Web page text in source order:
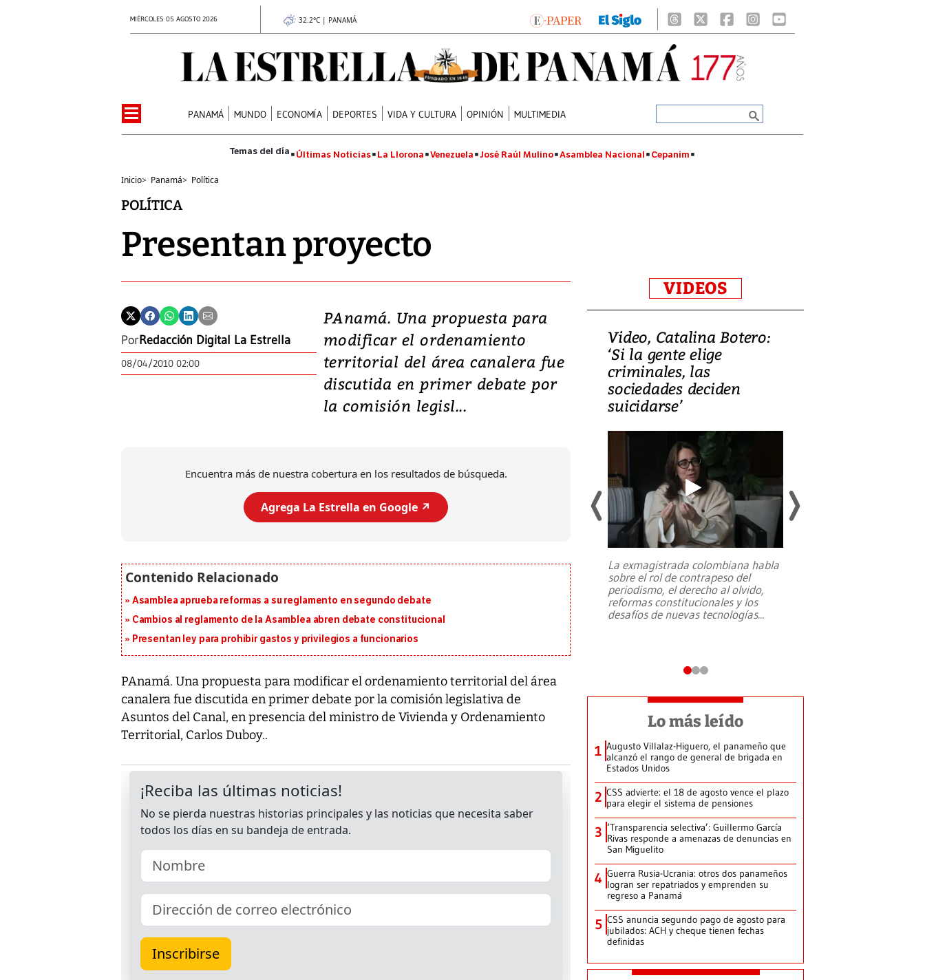
MIÉRCOLES 05 AGOSTO 2026 32.2°C | PANAMÁ
PANAMÁ MUNDO ECONOMÍA DEPORTES VIDA Y CULTURA OPINIÓN MULTIMEDIA
Últimas Noticias La Llorona Venezuela José Raúl Mulino Asamblea Nacional Cepanim
Inicio> Panamá> Política
POLÍTICA
Presentan proyecto
PorRedacción Digital La Estrella
08/04/2010 02:00
PAnamá. Una propuesta para
modificar el ordenamiento
territorial del área canalera fue
discutida en primer debate por
la comisión legisl...
Encuentra más de nuestra cobertura en los resultados de búsqueda.
Agrega La Estrella en Google ↗️
Asamblea aprueba reformas a su reglamento en segundo debate
Cambios al reglamento de la Asamblea abren debate constitucional
Presentan ley para prohibir gastos y privilegios a funcionarios
PAnamá. Una propuesta para modificar el ordenamiento territorial del área
canalera fue discutida en primer debate por la comisión legislativa de
Asuntos del Canal, en presencia del ministro de Vivienda y Ordenamiento
Territorial, Carlos Duboy..
VIDEOS
Video, Japón: Terremoto
deja heridos y graves
daños en Kumamoto
al sur de Japón, provocando una
Video, Catalina Botero:
‘Si la gente elige
criminales, las
sociedades deciden
suicidarse’
La exmagistrada colombiana habla
sobre el rol de contrapeso del
periodismo, el derecho al olvido,
reformas constitucionales y los
desafíos de nuevas tecnologías...
Lo más leído
1 Augusto Villalaz-Higuero, el panameño que
alcanzó el rango de general de brigada en
Estados Unidos
2 CSS advierte: el 18 de agosto vence el plazo
para elegir el sistema de pensiones
3 ‘Transparencia selectiva’: Guillermo García
Rivas responde a amenazas de denuncias en
San Miguelito
4 Guerra Rusia-Ucrania: otros dos panameños
logran ser repatriados y emprenden su
regreso a Panamá
5 CSS anuncia segundo pago de agosto para
jubilados: ACH y cheque tienen fechas
definidas